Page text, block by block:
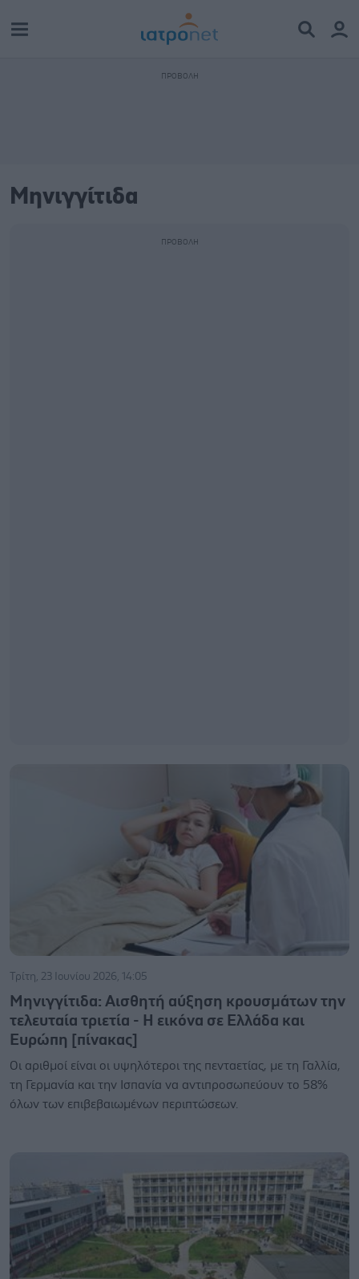
Μηνιγγίτιδα
Τρίτη, 23 Ιουνίου 2026, 14:05
Μηνιγγίτιδα: Αισθητή αύξηση κρουσμάτων την
τελευταία τριετία - Η εικόνα σε Ελλάδα και
Ευρώπη [πίνακας]
Οι αριθμοί είναι οι υψηλότεροι της πενταετίας, με τη Γαλλία,
τη Γερμανία και την Ισπανία να αντιπροσωπεύουν το 58%
όλων των επιβεβαιωμένων περιπτώσεων.